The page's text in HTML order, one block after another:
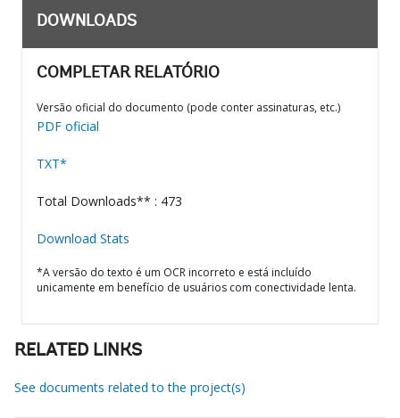
DOWNLOADS
COMPLETAR RELATÓRIO
Versão oficial do documento (pode conter assinaturas, etc.)
PDF oficial
TXT*
Total Downloads** : 473
Download Stats
*A versão do texto é um OCR incorreto e está incluído
unicamente em benefício de usuários com conectividade lenta.
RELATED LINKS
See documents related to the project(s)